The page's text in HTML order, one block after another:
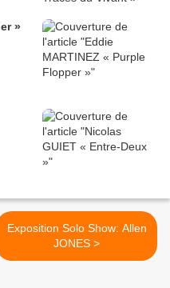
»
Exposition Solo Show: Allen
JONES >